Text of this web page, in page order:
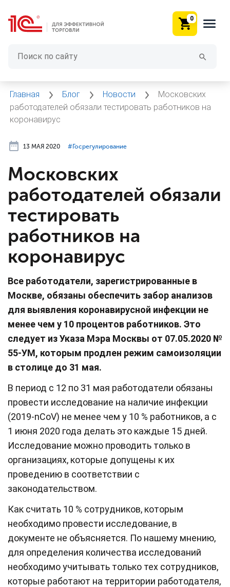
0
Главная Блог Новости
Московских
работодателей обязали тестировать работников на
коронавирус
13 МАЯ 2020 #⁣Госрегулирование
Московских
работодателей обязали
тестировать
работников на
коронавирус
Все работодатели, зарегистрированные в
Москве, обязаны обеспечить забор анализов
для выявления коронавирусной инфекции не
менее чем у 10 процентов работников. Это
следует из Указа Мэра Москвы от 07.05.2020 №
55-УМ, которым продлен режим самоизоляции
в столице до 31 мая.
В период с 12 по 31 мая работодатели обязаны
провести исследование на наличие инфекции
(2019-nCoV) не менее чем у 10 % работников, а с
1 июня 2020 года делать это каждые 15 дней.
Исследование можно проводить только в
организациях, которые допущены к их
проведению в соответствии с
законодательством.
Как считать 10 % сотрудников, которым
необходимо провести исследование, в
документе не объясняется. По нашему мнению,
для определения количества исследований
необходимо учитывать только тех сотрудников,
которые работают на территории работодателя,